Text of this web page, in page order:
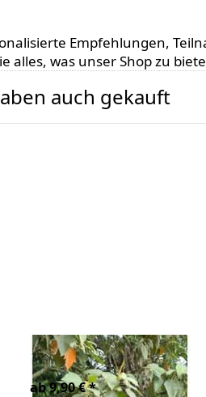
Empfehlungen,
alles, was unser Shop zu
auch gekauft
Drachenblut
ab 9,90 € *